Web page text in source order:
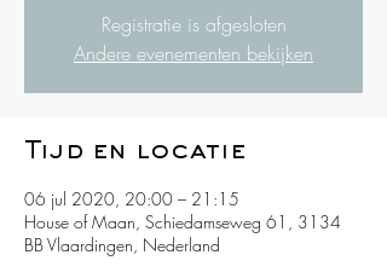
Registratie is afgesloten
Andere evenementen bekijken
Tijd en locatie
06 jul 2020, 20:00 – 21:15
House of Maan, Schiedamseweg 61, 3134
BB Vlaardingen, Nederland